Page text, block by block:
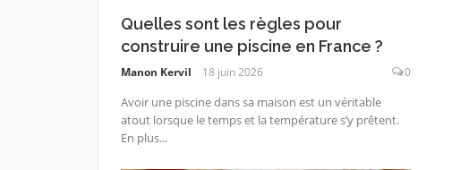
Quelles sont les règles pour
construire une piscine en France ?
Manon Kervil 18 juin 2026 0
Avoir une piscine dans sa maison est un véritable
atout lorsque le temps et la température s’y prêtent.
En plus...